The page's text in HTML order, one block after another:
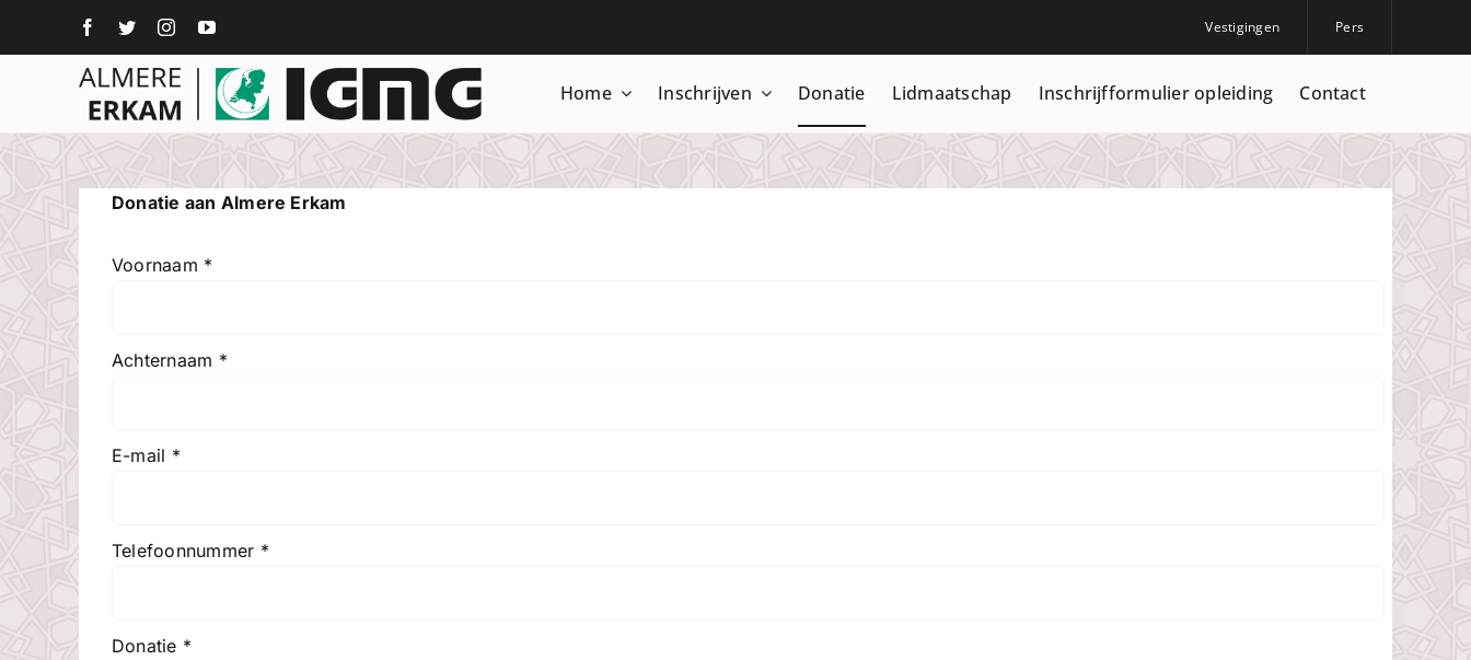
Vestigingen Pers
Home Inschrijven Donatie Lidmaatschap Inschrijfformulier opleiding Contact
Donatie aan Almere Erkam
Voornaam *
Achternaam *
E-mail *
Telefoonnummer *
Donatie *